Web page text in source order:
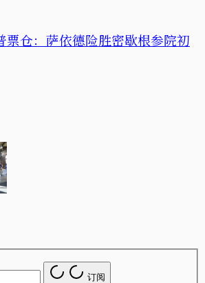
票仓：萨依德险胜密歇根参院初
订阅